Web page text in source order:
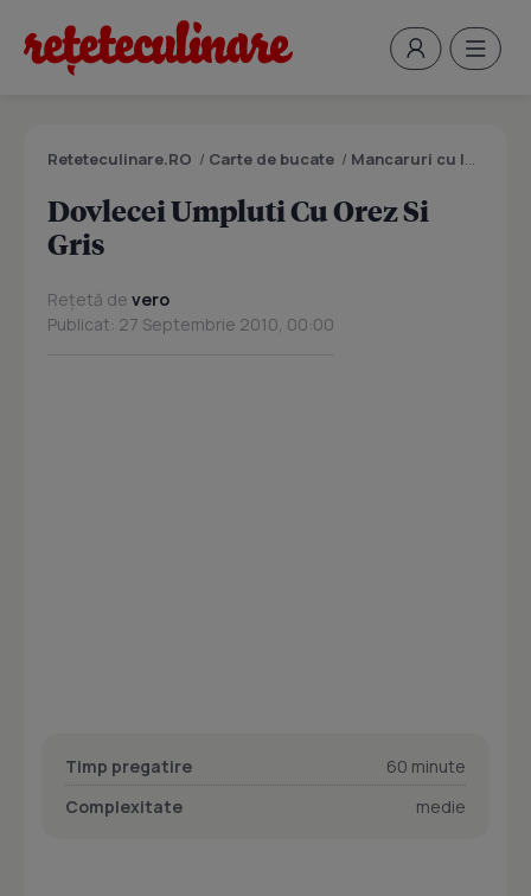
Reteteculinare.RO / Carte de bucate / Mancaruri cu legume si zarzavaturi
Dovlecei Umpluti Cu Orez Si
Gris
Rețetă de vero
Publicat: 27 Septembrie 2010, 00:00
Timp pregatire
60 minute
Complexitate
medie